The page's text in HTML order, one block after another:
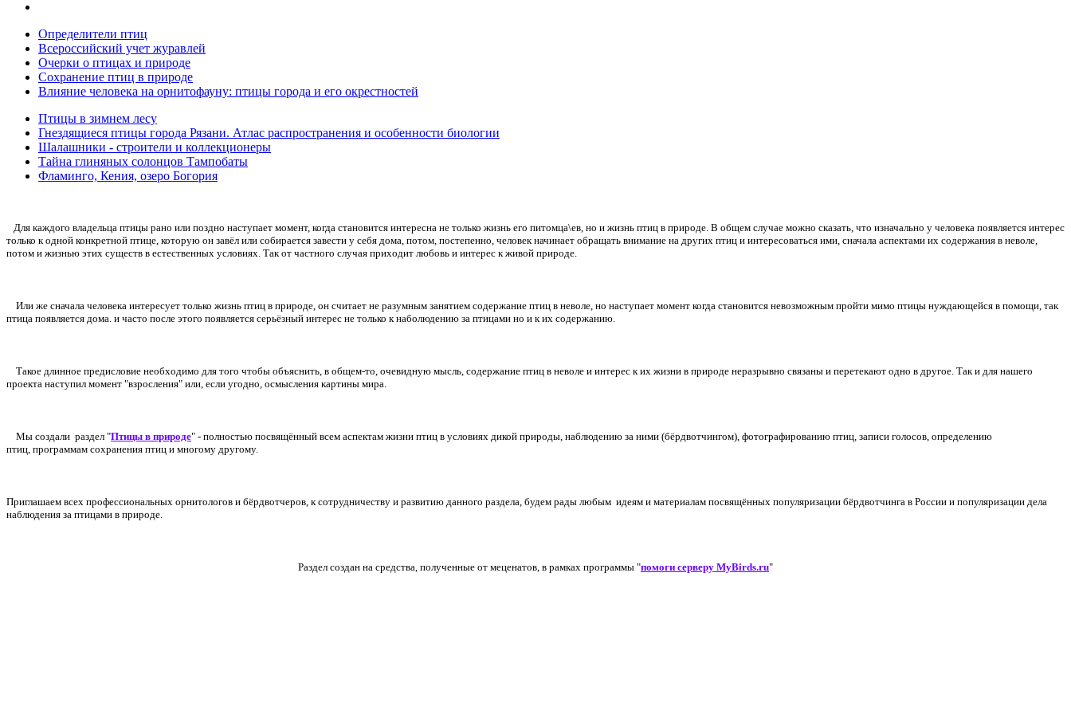
Определители птиц
Всероссийский учет журавлей
Очерки о птицах и природе
Сохранение птиц в природе
Влияние человека на орнитофауну: птицы города и его окрестностей
Птицы в зимнем лесу
Гнездящиеся птицы города Рязани. Атлас распространения и особенности биологии
Шалашники - строители и коллекционеры
Тайна глиняных солонцов Тампобаты
Фламинго, Кения, озеро Богория
Для каждого владельца птицы рано или поздно наступает момент, когда становится интересна не только жизнь его питомца\ев, но и жизнь птиц в природе. В общем случае можно сказать, что изначально у человека появляется интерес
только к одной конкретной птице, которую он завёл или собирается завести у себя дома, потом, постепенно, человек начинает обращать внимание на других птиц и интересоваться ими, сначала аспектами их содержания в неволе,
потом и жизнью этих существ в естественных условиях. Так от частного случая приходит любовь и интерес к живой природе.
Или же сначала человека интересует только жизнь птиц в природе, он считает не разумным занятием содержание птиц в неволе, но наступает момент когда становится невозможным пройти мимо птицы нуждающейся в помощи, так
птица появляется дома. и часто после этого появляется серьёзный интерес не только к наболюдению за птицами но и к их содержанию.
Такое длинное предисловие необходимо для того чтобы объяснить, в общем-то, очевидную мысль, содержание птиц в неволе и интерес к их жизни в природе неразрывно связаны и перетекают одно в другое. Так и для нашего
проекта наступил момент "взросления" или, если угодно, осмысления картины мира.
Мы создали раздел "Птицы в природе" - полностью посвящённый всем аспектам жизни птиц в условиях дикой природы, наблюдению за ними (бёрдвотчингом), фотографированию птиц, записи голосов, определению
птиц, программам сохранения птиц и многому другому.
Приглашаем всех профессиональных орнитологов и бёрдвотчеров, к сотрудничеству и развитию данного раздела, будем рады любым идеям и материалам посвящённых популяризации бёрдвотчинга в России и популяризации дела
наблюдения за птицами в природе.
Раздел создан на средства, полученные от меценатов, в рамках программы "помоги серверу MyBirds.ru"